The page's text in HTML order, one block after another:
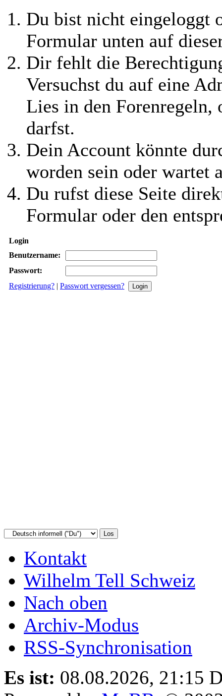
Du bist nicht eingeloggt
Formular unten auf
Dir fehlt die
Versuchst du auf eine
Lies in den Forenregeln,
darfst.
Dein Account könnte
worden sein oder wartet
Du rufst diese Seite
Formular oder den
Login
Benutzername:
Passwort:
Registrierung? | Passwort vergessen?
Kontakt
Wilhelm Tell Schweiz
Nach oben
Archiv-Modus
RSS-Synchronisation
Es ist: 08.08.2026, 21:15